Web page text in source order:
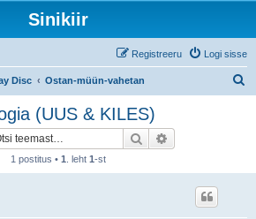
Sinikiir
Logi sisse
Registreeru
Disc Ostan-müün-vahetan
(UUS & KILES)
Otsi
1 postitus • 1 . leht 1-st